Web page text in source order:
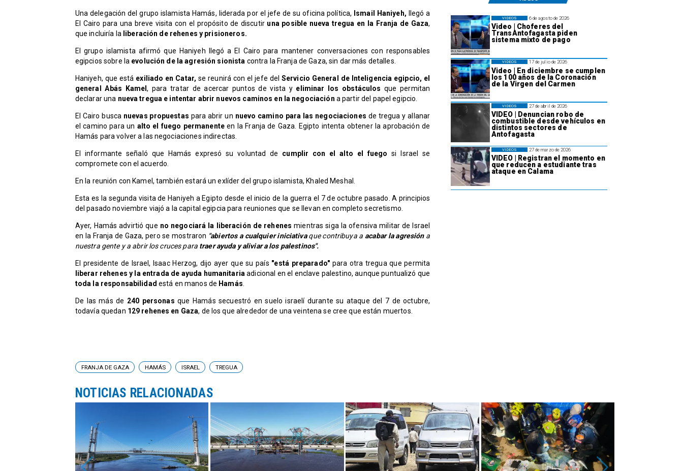
Una delegación del grupo islamista Hamás, liderada por el jefe de su oficina política, Ismail Haniyeh, llegó a
El Cairo para una breve visita con el propósito de discutir una posible nueva tregua en la Franja de Gaza,
que incluiría la liberación de rehenes y prisioneros.
El grupo islamista afirmó que Haniyeh llegó a El Cairo para mantener conversaciones con responsables
egipcios sobre la evolución de la agresión sionista contra la Franja de Gaza, sin dar más detalles.
Haniyeh, que está exiliado en Catar, se reunirá con el jefe del Servicio General de Inteligencia egipcio, el
general Abás Kamel, para tratar de acercar puntos de vista yeliminar los obstáculosque permitan
declarar una nueva tregua e intentar abrir nuevos caminos en la negociación a partir del papel egipcio.
El Cairo busca nuevas propuestas para abrir un nuevo camino para las negociaciones de tregua y allanar
el camino para un alto el fuego permanente en la Franja de Gaza. Egipto intenta obtener la aprobación de
Hamás para volver a las negociaciones indirectas.
El informante señaló que Hamás expresó su voluntad de cumplir con el alto el fuegosi Israel se
compromete con el acuerdo.
En la reunión con Kamel, también estará un exlíder del grupo islamista, Khaled Meshal.
Esta es la segunda visita de Haniyeh a Egipto desde el inicio de la guerra el 7 de octubre pasado. A principios
del pasado noviembre viajó a la capital egipcia para reuniones que se llevan en completo secretismo.
Ayer, Hamás advirtió que no negociará la liberación de rehenes mientras siga la ofensiva militar de Israel
en la Franja de Gaza, pero se mostraron "abiertos a cualquier iniciativaque contribuya a acabar la agresión a
nuestra gente y a abrir los cruces paratraer ayuda y aliviar a los palestinos".
El presidente de Israel, Isaac Herzog, dijo ayer que su país "está preparado" para otra tregua que permita
liberar rehenes y la entrada de ayuda humanitaria adicional en el enclave palestino, aunque puntualizó que
toda la responsabilidad está en manos de Hamás
De las más de 240 personas que Hamás secuestró en suelo israelí durante su ataque del 7 de octubre,
todavía quedan 129 rehenes en Gaza, de los que alrededor de una veintena se cree que están muertos.
6 de agosto de 2026
Video | Choferes del
TransAntofagasta piden
sistema mixto de pago
VIDEOS
17 de julio de 2026
Video | En diciembre se cumplen
los 100 años de la Coronación
de la Virgen del Carmen
VIDEOS
27 de abril de 2026
VIDEO | Denuncian robo de
combustible desde vehículos en
distintos sectores de
Antofagasta
VIDEOS
27 de marzo de 2026
VIDEO | Registran el momento en
que reducen a estudiante tras
ataque en Calama
VIDEOS
FRANJA DE GAZA HAMÁS ISRAEL TREGUA
NOTICIAS RELACIONADAS